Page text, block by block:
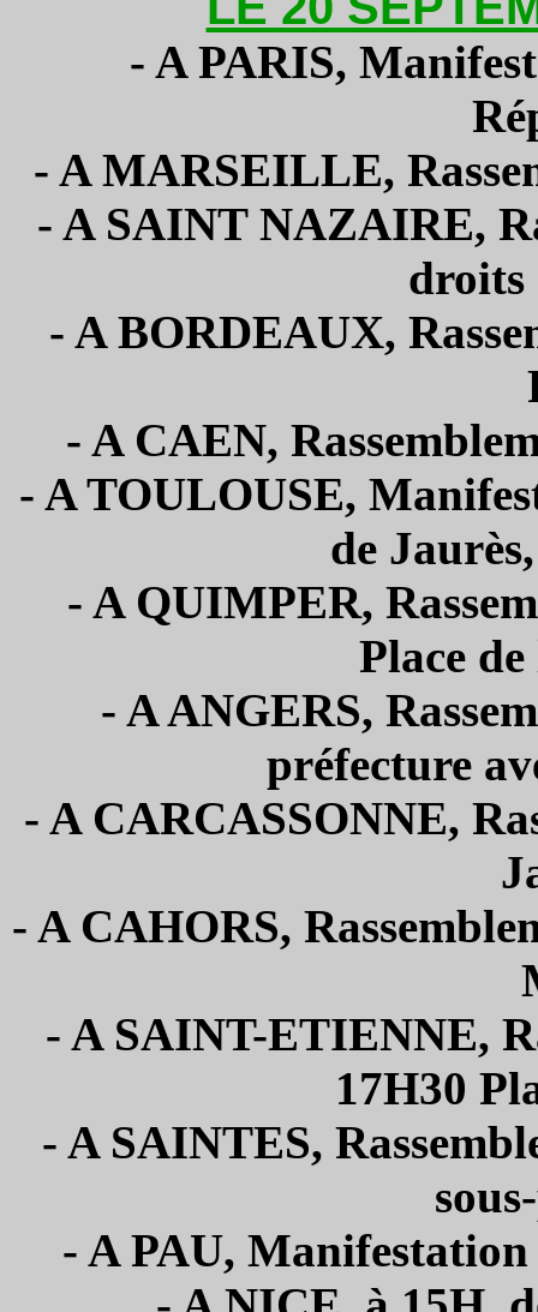
- A PARIS,
- A MARSEILLE,
- A SAINT NAZAIRE,
droits
- A BORDEAUX,
- A CAEN,
- A TOULOUSE,
de
- A QUIMPER,
Place
- A ANGERS,
préfecture
- A CARCASSONNE,
- A CAHORS,
- A SAINT-ETIENNE,
17H30
- A SAINTES,
- A PAU,